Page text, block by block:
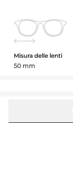
Misura delle lenti
50 mm